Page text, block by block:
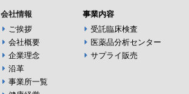
会社情報
ご挨拶
会社概要
企業理念
沿革
事業所一覧
事業内容
受託臨床検査
医薬品分析センター
サプライ販売